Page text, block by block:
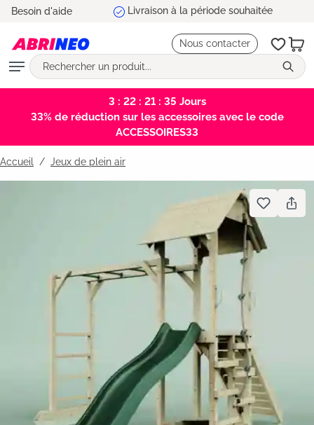
principal
Besoin d'aide
5 ans de garantie
Nous contacter
3 : 22 : 21 : 34 Jours
33% de réduction sur les accessoires avec le code
ACCESSOIRES33
Accueil Jeux de plein air